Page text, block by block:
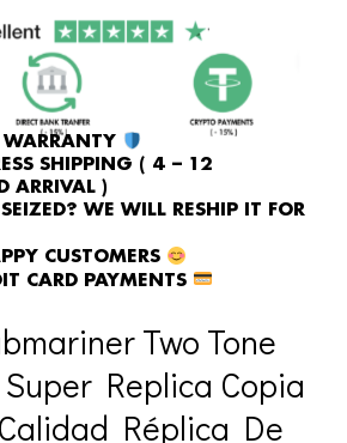
SHIPPING ( 4 – 12
ARRIVAL )
WE WILL RESHIP IT FOR
CUSTOMERS
CARD PAYMENTS
Two Tone
Replica Copia
Réplica De